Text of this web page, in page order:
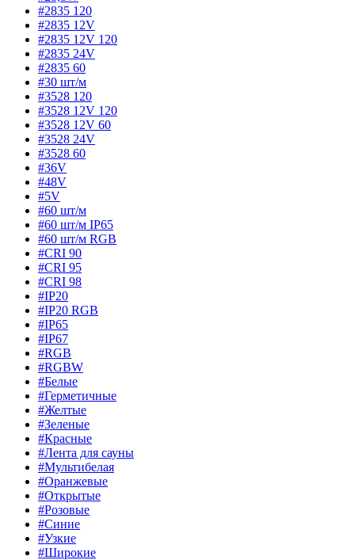
#2835 120
#2835 12V
#2835 12V 120
#2835 24V
#2835 60
#30 шт/м
#3528 120
#3528 12V 120
#3528 12V 60
#3528 24V
#3528 60
#36V
#48V
#5V
#60 шт/м
#60 шт/м IP65
#60 шт/м RGB
#CRI 90
#CRI 95
#CRI 98
#IP20
#IP20 RGB
#IP65
#IP67
#RGB
#RGBW
#Белые
#Герметичные
#Желтые
#Зеленые
#Красные
#Лента для сауны
#Мультибелая
#Оранжевые
#Открытые
#Розовые
#Синие
#Узкие
#Широкие